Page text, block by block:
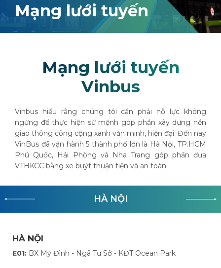
Mạng lưới tuyến
Mạng lưới tuyến
Vinbus
Vinbus hiểu rằng chúng tôi cần phải nỗ lực không
ngừng để thực hiện sứ mệnh góp phần xây dựng nền
giao thông công cộng xanh văn minh, hiện đại. Đến nay
VinBus đã vận hành 5 thành phố lớn là Hà Nội, TP.HCM
Phú Quốc, Hải Phòng và Nha Trang góp phần đưa
VTHKCC bằng xe buýt thuận tiện và an toàn.
HÀ NỘI
E01: BX Mỹ Đình - Ngã Tư Sở - KĐT Ocean Park
HÀ NỘI